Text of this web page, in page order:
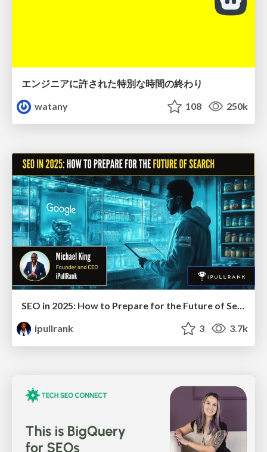
エンジニアに許された特別な時間の終わり
watany
108 250k
SEO in 2025: How to Prepare for the Future of Search
ipullrank
3 3.7k